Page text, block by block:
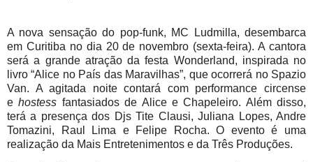
A nova sensação do pop-funk, MC Ludmilla, desembarca
em Curitiba no dia 20 de novembro (sexta-feira). A cantora
será a grande atração da festa Wonderland, inspirada no
livro “Alice no País das Maravilhas”, que ocorrerá no Spazio
Van. A agitada noite contará com performance circense
ehostess fantasiados de Alice e Chapeleiro. Além disso,
terá a presença dos Djs Tite Clausi, Juliana Lopes, Andre
Tomazini, Raul Lima e Felipe Rocha. O evento é uma
realização da Mais Entretenimentos e da Três Produções.